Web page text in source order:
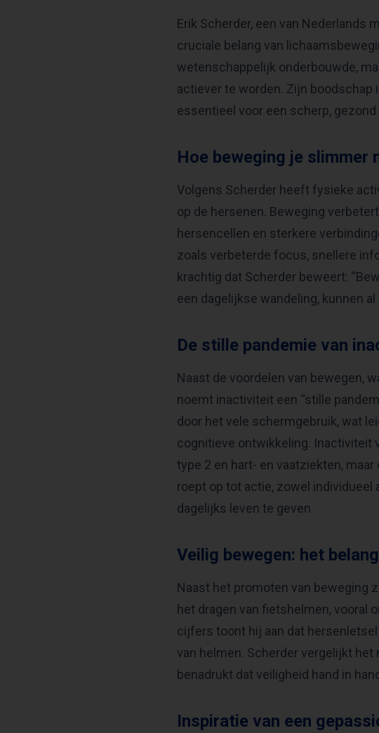
Erik Scherder, een van Nederlands
cruciale belang van
wetenschappelijk onderbouwde,
actiever te worden. Zijn boodschap
essentieel voor een scherp,
Hoe beweging je slimmer
Volgens Scherder heeft fysieke
op de hersenen. Beweging
hersencellen en sterkere
zoals verbeterde focus, snellere
krachtig dat Scherder beweert:
een dagelijkse wandeling, kunnen
De stille pandemie van
Naast de voordelen van bewegen,
noemt inactiviteit een “stille
door het vele schermgebruik, wat
cognitieve ontwikkeling. Inactiviteit
type 2 en hart- en vaatziekten,
roept op tot actie, zowel individueel
dagelijks leven te geven.
Veilig bewegen: het
Naast het promoten van beweging
het dragen van fietshelmen, vooral
cijfers toont hij aan dat
van helmen. Scherder vergelijkt
benadrukt dat veiligheid hand in
Inspiratie van een